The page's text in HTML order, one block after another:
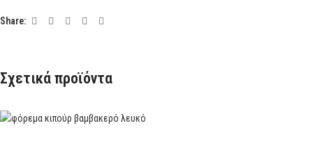
Share:
Σχετικά προϊόντα